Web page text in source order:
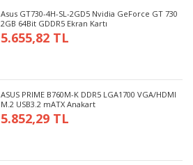
Asus GT730-4H-SL-2GD5 Nvidia GeForce GT 730
2GB 64Bit GDDR5 Ekran Kartı
5.655,82 TL
ASUS PRIME B760M-K DDR5 LGA1700 VGA/HDMI
M.2 USB3.2 mATX Anakart
5.852,29 TL